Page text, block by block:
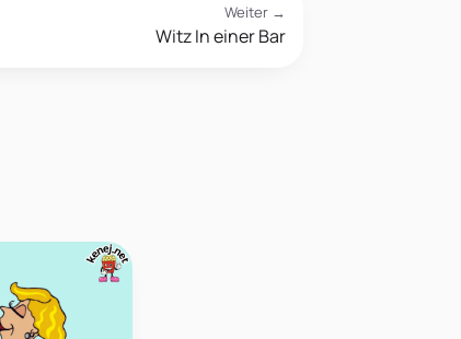
Weiter →
Witz In einer Bar